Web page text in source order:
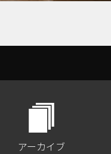
アーカイブ